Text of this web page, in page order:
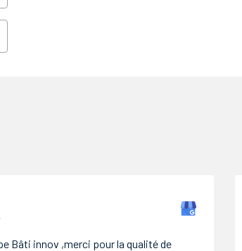
ravis d'avoir choisi Bat Innov, le choix